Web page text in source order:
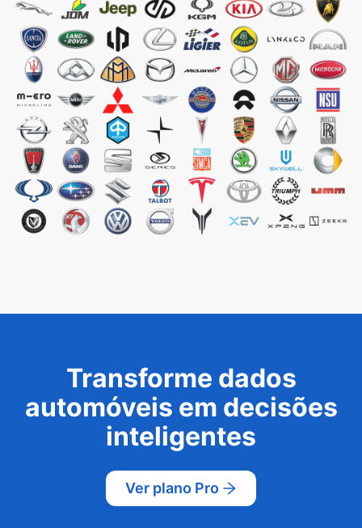
Transforme dados
automóveis em decisões
inteligentes
Ver plano Pro